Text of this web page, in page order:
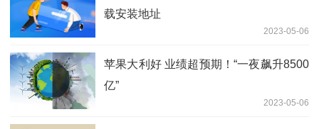
载安装地址
2023-05-06
苹果大利好 业绩超预期！“一夜飙升8500
亿”
2023-05-06